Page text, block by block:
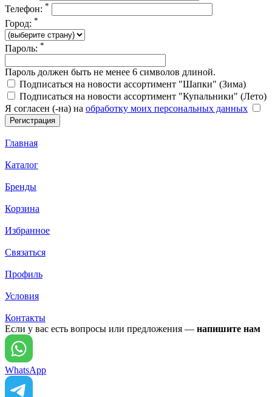
Телефон: *
Город: *
Пароль: *
Пароль должен быть не менее 6 символов длиной.
Подписаться на новости ассортимент "Шапки" (Зима)
Подписаться на новости ассортимент "Купальники" (Лето)
Я согласен (-на) на обработку моих персональных данных
Главная
Каталог
Бренды
Корзина
Избранное
Связаться
Профиль
Условия
Контакты
Если у вас есть вопросы или предложения — напишите нам
WhatsApp